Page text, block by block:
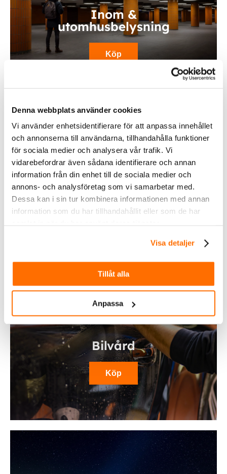
Denna webbplats använder cookies
Vi använder enhetsidentifierare för att anpassa innehållet
och annonserna till användarna, tillhandahålla funktioner
för sociala medier och analysera vår trafik. Vi
vidarebefordrar även sådana identifierare och annan
information från din enhet till de sociala medier och
annons- och analysföretag som vi samarbetar med.
Dessa kan i sin tur kombinera informationen med annan
information som du har tillhandahållit eller som de har
Visa detaljer
Tillåt alla
Anpassa
Fordonsbelysning
Köp
Inom &
utomhusbelysning
Köp
Bilvård
Köp